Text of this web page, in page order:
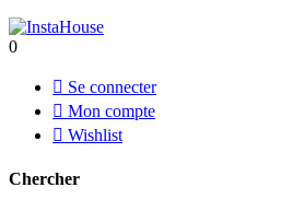
0
 Se connecter
 Mon compte
 Wishlist
Chercher